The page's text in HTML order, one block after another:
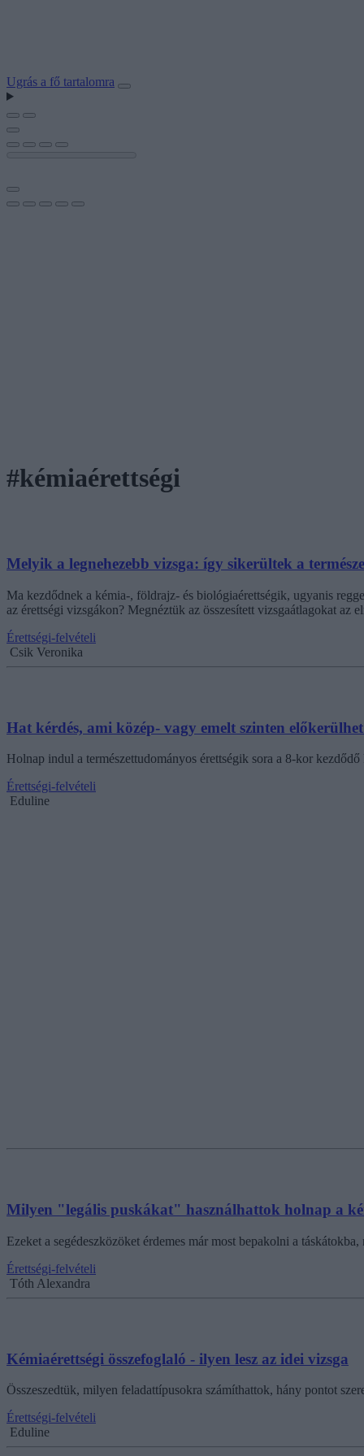
Ugrás a fő tartalomra
#kémiaérettségi
Melyik a legnehezebb vizsga: így sikerültek a
Ma kezdődnek a kémia-, földrajz- és biológiaérettségik, ugyanis
az érettségi vizsgákon? Megnéztük az összesített vizsgaátlagokat az
Érettségi-felvételi
Csik Veronika
Hat kérdés, ami közép- vagy emelt szinten
Holnap indul a természettudományos érettségik sora a 8-kor
Érettségi-felvételi
Eduline
Milyen "legális puskákat" használhattok holnap a
Ezeket a segédeszközöket érdemes már most bepakolni a
Érettségi-felvételi
Tóth Alexandra
Kémiaérettségi összefoglaló - ilyen lesz az idei vizsga
Összeszedtük, milyen feladattípusokra számíthattok, hány pontot
Érettségi-felvételi
Eduline